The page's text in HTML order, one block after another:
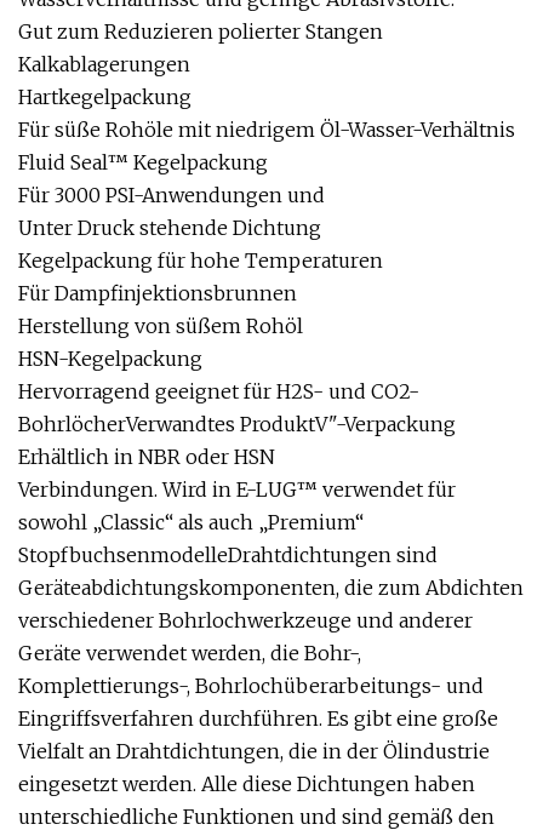
Gut zum Reduzieren polierter Stangen
Kalkablagerungen
Hartkegelpackung
Für süße Rohöle mit niedrigem Öl-Wasser-Verhältnis
Fluid Seal™ Kegelpackung
Für 3000 PSI-Anwendungen und
Unter Druck stehende Dichtung
Kegelpackung für hohe Temperaturen
Für Dampfinjektionsbrunnen
Herstellung von süßem Rohöl
HSN-Kegelpackung
Hervorragend geeignet für H2S- und CO2-
BohrlöcherVerwandtes ProduktV"-Verpackung
Erhältlich in NBR oder HSN
Verbindungen. Wird in E-LUG™ verwendet für
sowohl „Classic“ als auch „Premium“
StopfbuchsenmodelleDrahtdichtungen sind
Geräteabdichtungskomponenten, die zum Abdichten
verschiedener Bohrlochwerkzeuge und anderer
Geräte verwendet werden, die Bohr-,
Komplettierungs-, Bohrlochüberarbeitungs- und
Eingriffsverfahren durchführen. Es gibt eine große
Vielfalt an Drahtdichtungen, die in der Ölindustrie
eingesetzt werden. Alle diese Dichtungen haben
unterschiedliche Funktionen und sind gemäß den